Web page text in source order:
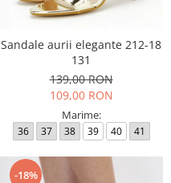
Sandale aurii elegante 212-18
131
139,00 RON
109,00 RON
Marime:
36 37 38 39 40 41
-18%